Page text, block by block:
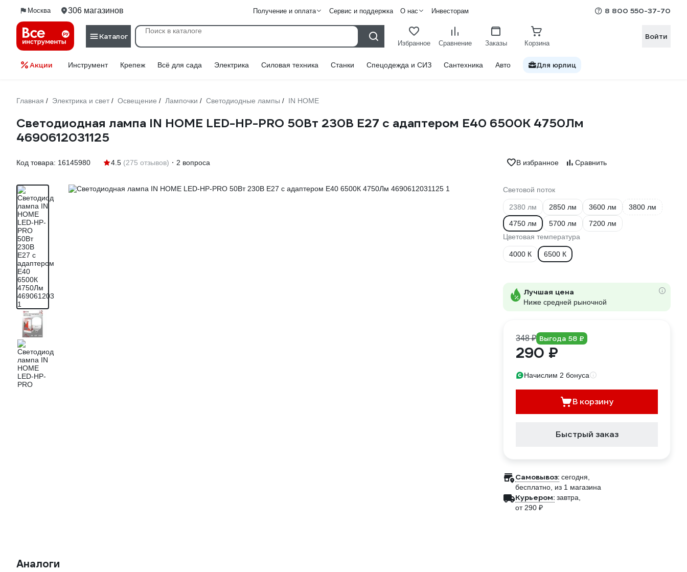
Москва 306 магазинов Получение и оплата Сервис и поддержка О нас Инвесторам 8 800 550-37-70
Каталог
Избранное Сравнение Заказы Корзина
Войти
Акции Инструмент Крепеж Всё для сада Электрика Силовая техника Станки Спецодежда и СИЗ Сантехника Авто Для юрлиц
Главная / Электрика и свет / Освещение / Лампочки / Светодиодные лампы / IN HOME
Светодиодная лампа IN HOME LED-HP-PRO 50Вт 230В Е27 с адаптером E40 6500К 4750Лм
4690612031125
Код товара: 16145980 4.5 (275 отзывов) 2 вопроса В избранное Сравнить
Световой поток
2380 лм 2850 лм 3600 лм
3800 лм
4750 лм
5700 лм
7200 лм
Цветовая температура
4000 К 6500 К
Лучшая цена
Ниже средней рыночной
348 ₽ Выгода 58 ₽
290 ₽
Начислим 2 бонуса
В корзину
Быстрый заказ
Самовывоз: сегодня,
бесплатно , из 1 магазина
Курьером: завтра,
от 290 ₽
Аналоги